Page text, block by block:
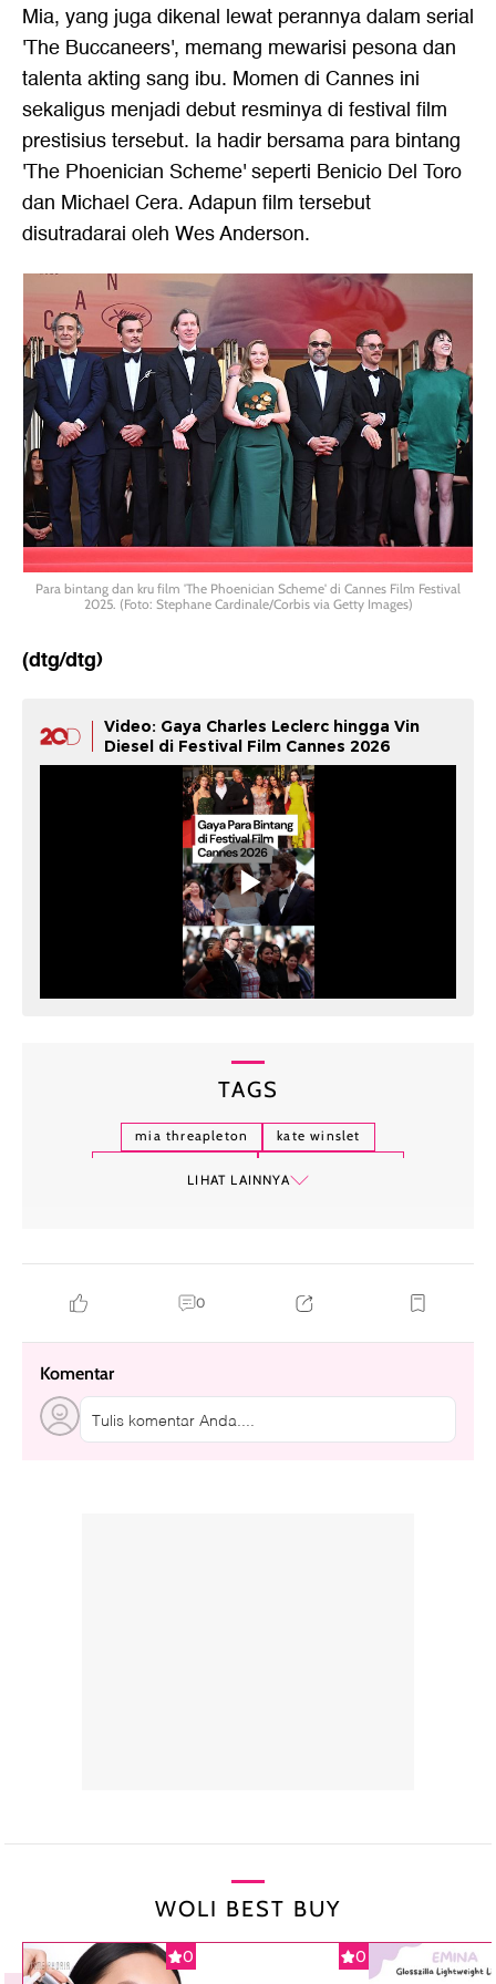
Mia, yang juga dikenal lewat perannya dalam serial
'The Buccaneers', memang mewarisi pesona dan
talenta akting sang ibu. Momen di Cannes ini
sekaligus menjadi debut resminya di festival film
prestisius tersebut. Ia hadir bersama para bintang
'The Phoenician Scheme' seperti Benicio Del Toro
dan Michael Cera. Adapun film tersebut
disutradarai oleh Wes Anderson.
Para bintang dan kru film 'The Phoenician Scheme' di Cannes Film Festival
2025. (Foto: Stephane Cardinale/Corbis via Getty Images)
(dtg/dtg)
Video: Gaya Charles Leclerc hingga Vin
Diesel di Festival Film Cannes 2026
TAGS
mia threapleton
kate winslet
LIHAT LAINNYA
0
Komentar
Tulis komentar Anda....
WOLI BEST BUY
0 0